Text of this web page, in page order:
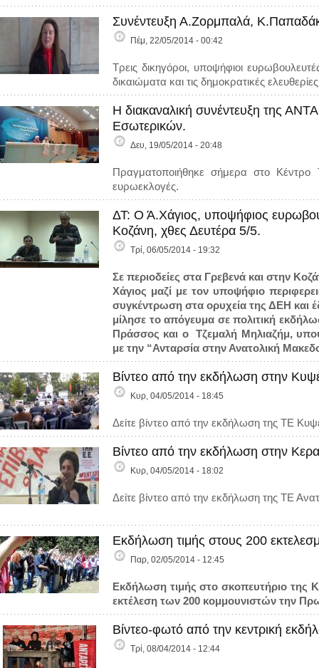
Συνέντευξη Α.Ζορμπαλά,
Πέμ, 22/05/2014 - 00:42
Τρεις δικηγόροι, υποψήφιοι
δικαιώματα και τις δημοκρατικές
Η διακαναλική συνέντευξη της
Εσωτερικών.
Δευ, 19/05/2014 - 20:48
Πραγματοποιήθηκε σήμερα στο Κέντρο
ευρωεκλογές.
ΔΤ: Ο Ά.Χάγιος, υποψήφιος
Κοζάνη, χθες Δευτέρα 5/5.
Τρί, 06/05/2014 - 19:32
Σε περιοδείες στα Γρεβενά και στην
Χάγιος μαζί με τον υποψήφιο
συγκέντρωση στα ορυχεία της ΔΕΗ και
μίλησε το απόγευμα σε πολιτική
Πράσσος και οΤζεμαλή Μηλιαζήμ,
με την “Ανταρσία στην Ανατολική
Βίντεο από την εκδήλωση στην
Κυρ, 04/05/2014 - 18:45
Δείτε βίντεο από την εκδήλωση της ΤΕ
Βίντεο από την εκδήλωση στην
Κυρ, 04/05/2014 - 18:02
Δείτε βίντεο από την εκδήλωση της ΤΕ
Εκδήλωση τιμής στους 200
Παρ, 02/05/2014 - 12:45
Εκδήλωση τιμής στο σκοπευτήριο της
εκτέλεση των 200 κομμουνιστών την
Βίντεο-φωτό από την κεντρική
Τρί, 08/04/2014 - 12:44